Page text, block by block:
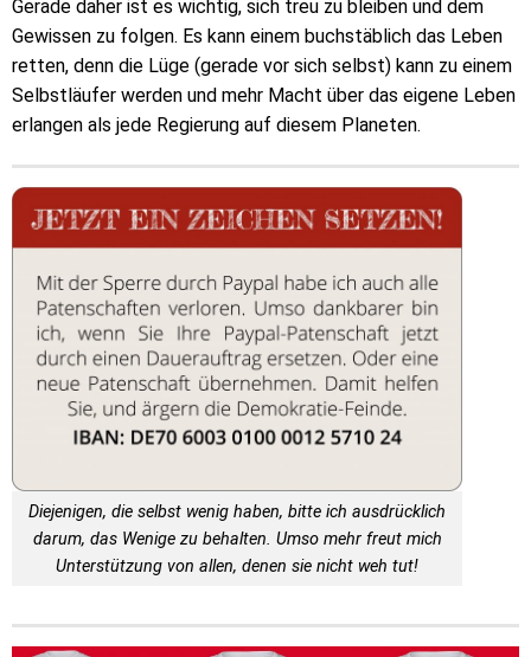
Gerade daher ist es wichtig, sich treu zu bleiben und dem
Gewissen zu folgen. Es kann einem buchstäblich das Leben
retten, denn die Lüge (gerade vor sich selbst) kann zu einem
Selbstläufer werden und mehr Macht über das eigene Leben
erlangen als jede Regierung auf diesem Planeten.
Diejenigen, die selbst wenig haben, bitte ich ausdrücklich
darum, das Wenige zu behalten. Umso mehr freut mich
Unterstützung von allen, denen sie nicht weh tut!